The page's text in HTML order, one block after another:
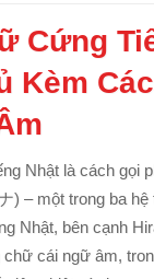
Cứng
Kèm
Nhật là cách gọi
) – một trong ba
Nhật, bên cạnh
chữ cái ngữ âm,